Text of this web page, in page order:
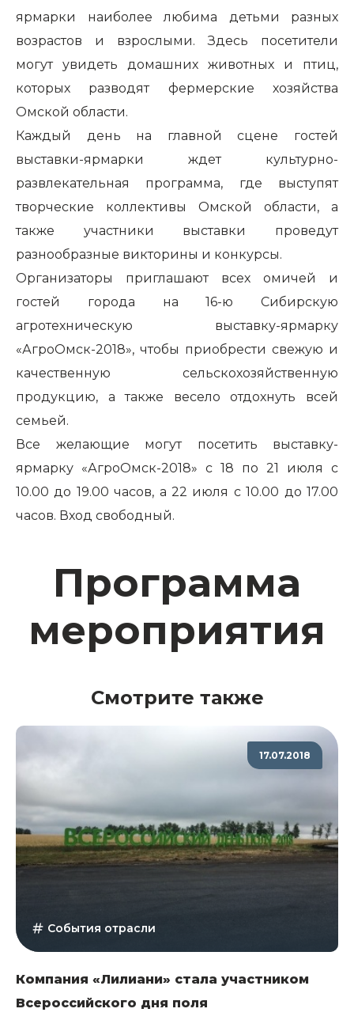
ярмарки наиболее любима детьми разных
возрастов и взрослыми. Здесь посетители
могут увидеть домашних животных и птиц,
которых разводят фермерские хозяйства
Омской области.
Каждый день на главной сцене гостей
выставки-ярмарки ждет культурно-
развлекательная программа, где выступят
творческие коллективы Омской области, а
также участники выставки проведут
разнообразные викторины и конкурсы.
Организаторы приглашают всех омичей и
гостей города на 16-ю Сибирскую
агротехническую выставку-ярмарку
«АгроОмск-2018», чтобы приобрести свежую и
качественную сельскохозяйственную
продукцию, а также весело отдохнуть всей
семьей.
Все желающие могут посетить выставку-
ярмарку «АгроОмск-2018» с 18 по 21 июля с
10.00 до 19.00 часов, а 22 июля с 10.00 до 17.00
часов. Вход свободный.
Программа
мероприятия
Смотрите также
17.07.2018
События отрасли
Компания «Лилиани» стала участником
Всероссийского дня поля